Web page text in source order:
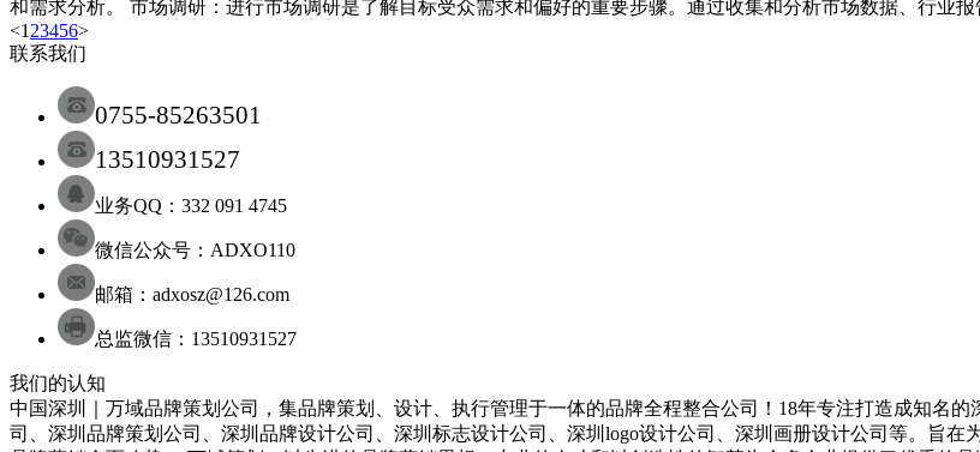
和需求分析。 市场调研：进行市场调研是了解目标受众需求和偏好的重要步骤。通过收集和分析市场数据、行业
<1 23456>
联系我们
0755-85263501
13510931527
业务QQ：332 091 4745
微信公众号：ADXO110
邮箱：adxosz@126.com
总监微信：13510931527
我们的认知
中国深圳｜万域品牌策划公司，集品牌策划、设计、执行管理于一体的品牌全程整合公司！18年专注打造成知名的
司
深圳 品牌策划 公司 深圳 品牌设计公司 深圳 标志设计公司 深圳 logo设计公司 深圳 画册设计公司 等。旨在